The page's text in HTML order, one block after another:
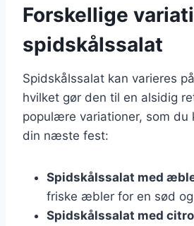
Forskellige
spidskålssalat
Spidskålssalat kan varieres
hvilket gør den til en alsidig
populære variationer, som du
din næste fest:
Spidskålssalat med
friske æbler for en sød
Spidskålssalat med